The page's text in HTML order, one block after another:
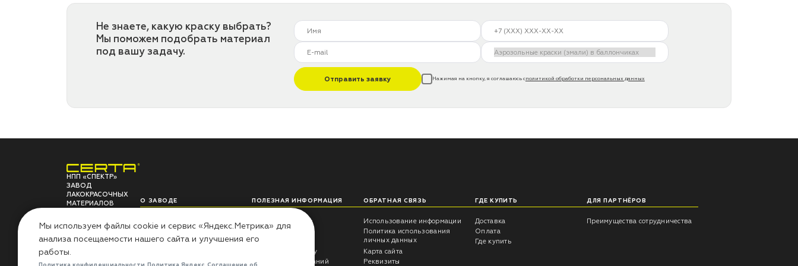
Не знаете, какую краску выбрать?
Мы поможем подобрать материал
под вашу задачу.
Отправить заявку Нажимая на кнопку, я соглашаюсь сполитикой обработки персональных данных
НПП «СПЕКТР»
ЗАВОД
ЛАКОКРАСОЧНЫХ
МАТЕРИАЛОВ
О ЗАВОДЕ
Наши проекты
Лаборатория
Контакты
ПОЛЕЗНАЯ ИНФОРМАЦИЯ
Советы технолога
Инструкции
Вопросы -ответы
Гарантия на краску
Результаты испытаний
ОБРАТНАЯ СВЯЗЬ
Использование информации
Политика использования
личных данных
Карта сайта
Реквизиты
ГДЕ КУПИТЬ
Доставка
Оплата
Где купить
ДЛЯ ПАРТНЁРОВ
Преимущества сотрудничества
Мы используем файлы cookie и сервис «Яндекс.Метрика» для
анализа посещаемости нашего сайта и улучшения его
работы.